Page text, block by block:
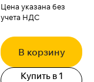
Цена указана без
учета НДС
В корзину
Купить в 1